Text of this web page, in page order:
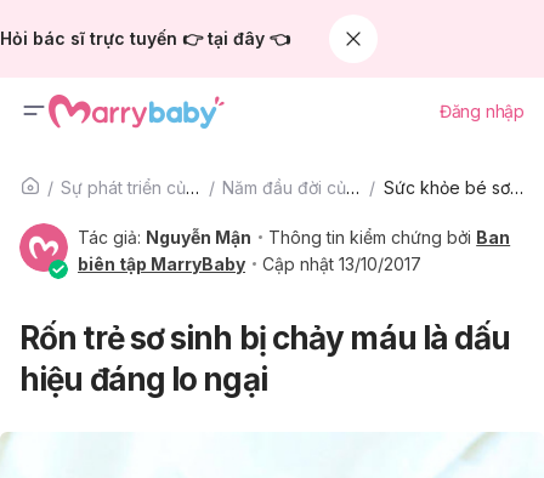
Hỏi bác sĩ trực tuyến 👉 tại đây 👈
Đăng nhập
Sự phát triển của trẻ Năm đầu đời của bé Sức khỏe bé sơ sinh
Tác giả: Nguyễn Mận Thông tin kiểm chứng bởi Ban
biên tập MarryBaby
Cập nhật 13/10/2017
Rốn trẻ sơ sinh bị chảy máu là dấu
hiệu đáng lo ngại